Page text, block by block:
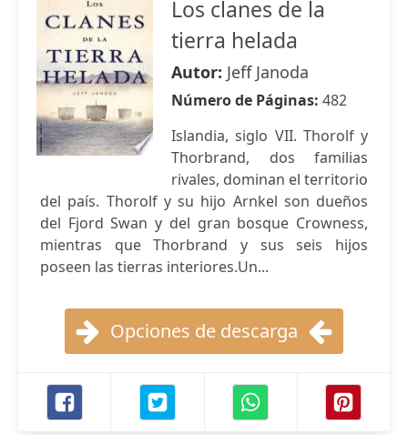
Los clanes de la
tierra helada
Autor: Jeff Janoda
Número de Páginas: 482
Islandia, siglo VII. Thorolf y
Thorbrand, dos familias
rivales, dominan el territorio
del país. Thorolf y su hijo Arnkel son dueños
del Fjord Swan y del gran bosque Crowness,
mientras que Thorbrand y sus seis hijos
poseen las tierras interiores.Un...
Opciones de descarga